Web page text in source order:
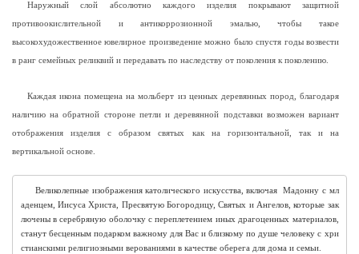
Наружный слой абсолютно каждого изделия покрывают защитной
противоокислительной и антикоррозионной эмалью, чтобы такое
высокохудожественное ювелирное произведение можно было спустя годы возвести
в ранг семейных реликвий и передавать по наследству от поколения к поколению.
Каждая икона помещена на мольберт из ценных деревянных пород, благодаря
наличию на обратной стороне петли и деревянной подставки возможен вариант
отображения изделия с образом святых как на горизонтальной, так и на
вертикальной основе.
Великолепные изображения католического искусства, включая  Мадонну с мл
аденцем, Иисуса Христа, Пресвятую Богородицу, Святых и Ангелов, которые зак
лючены в серебряную оболочку с переплетением иных драгоценных материалов,
станут бесценным подарком важному для Вас и близкому по душе человеку с хри
стианскими религиозными верованиями в качестве оберега для дома и семьи.